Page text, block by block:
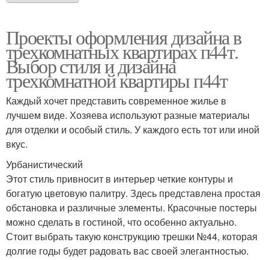
Проекты оформления дизайна в
трехкомнатных квартирах п44т.
Выбор стиля и дизайна
трехкомнатной квартиры п44т
Каждый хочет представить современное жилье в
лучшем виде. Хозяева используют разные материалы
для отделки и особый стиль. У каждого есть тот или иной
вкус.
Урбанистический
Этот стиль привносит в интерьер четкие контуры и
богатую цветовую палитру. Здесь представлена ​​простая
обстановка и различные элементы. Красочные постеры
можно сделать в гостиной, что особенно актуально.
Стоит выбрать такую ​​конструкцию трешки №44, которая
долгие годы будет радовать вас своей элегантностью.